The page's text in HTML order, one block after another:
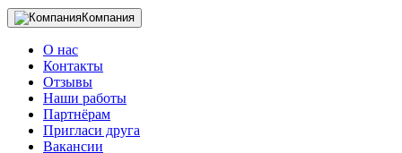
Компания
О нас
Контакты
Отзывы
Наши работы
Партнёрам
Пригласи друга
Вакансии